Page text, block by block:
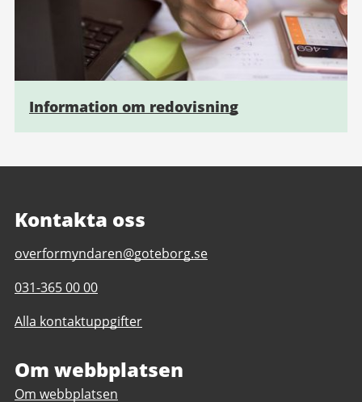
Information om redovisning
Kontakta oss
E-
till
Överförmyndaren
overformyndaren@goteborg.se
Telefonnummer
Överförmyndaren
031-365 00 00
Alla kontaktuppgifter
Om webbplatsen
Om webbplatsen